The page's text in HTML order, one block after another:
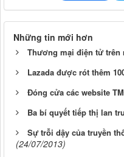
Những tin mới hơn
Thương mại điện tử trên
Lazada được rót thêm
Đóng cửa các website
Ba bí quyết tiếp thị lan
Sự trỗi dậy của truyền
(24/07/2013)